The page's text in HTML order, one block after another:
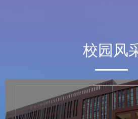
校园风